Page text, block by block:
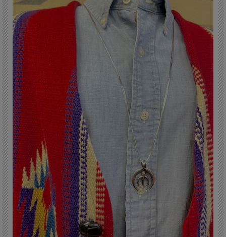
長さ3mm、直径0.7mmほどの極細のスターリングシルバー製ビーズを連ねたネッ
クレスです。
水が流れるように優雅に見えることから、Liquid-Silver（リキッドシルバー）と呼
ばれるようになりました。